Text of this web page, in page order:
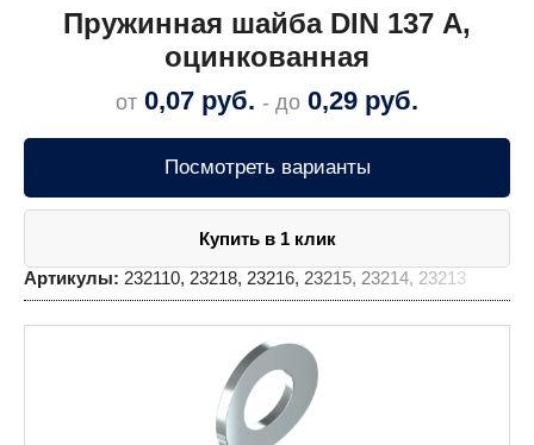
Пружинная шайба DIN 137 А,
оцинкованная
от 0,07 руб. - до 0,29 руб.
Посмотреть варианты
Купить в 1 клик
Артикулы: 232110, 23218, 23216, 23215, 23214, 23213